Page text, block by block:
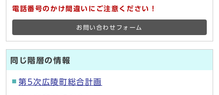
電話番号のかけ間違いにご注意ください！
お問い合わせフォーム
同じ階層の情報
第5次広陵町総合計画